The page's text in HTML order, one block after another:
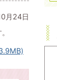
月24日